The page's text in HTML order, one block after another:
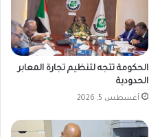
الحكومة تتجه لتنظيم تجارة المعابر
الحدودية
أغسطس 5, 2026